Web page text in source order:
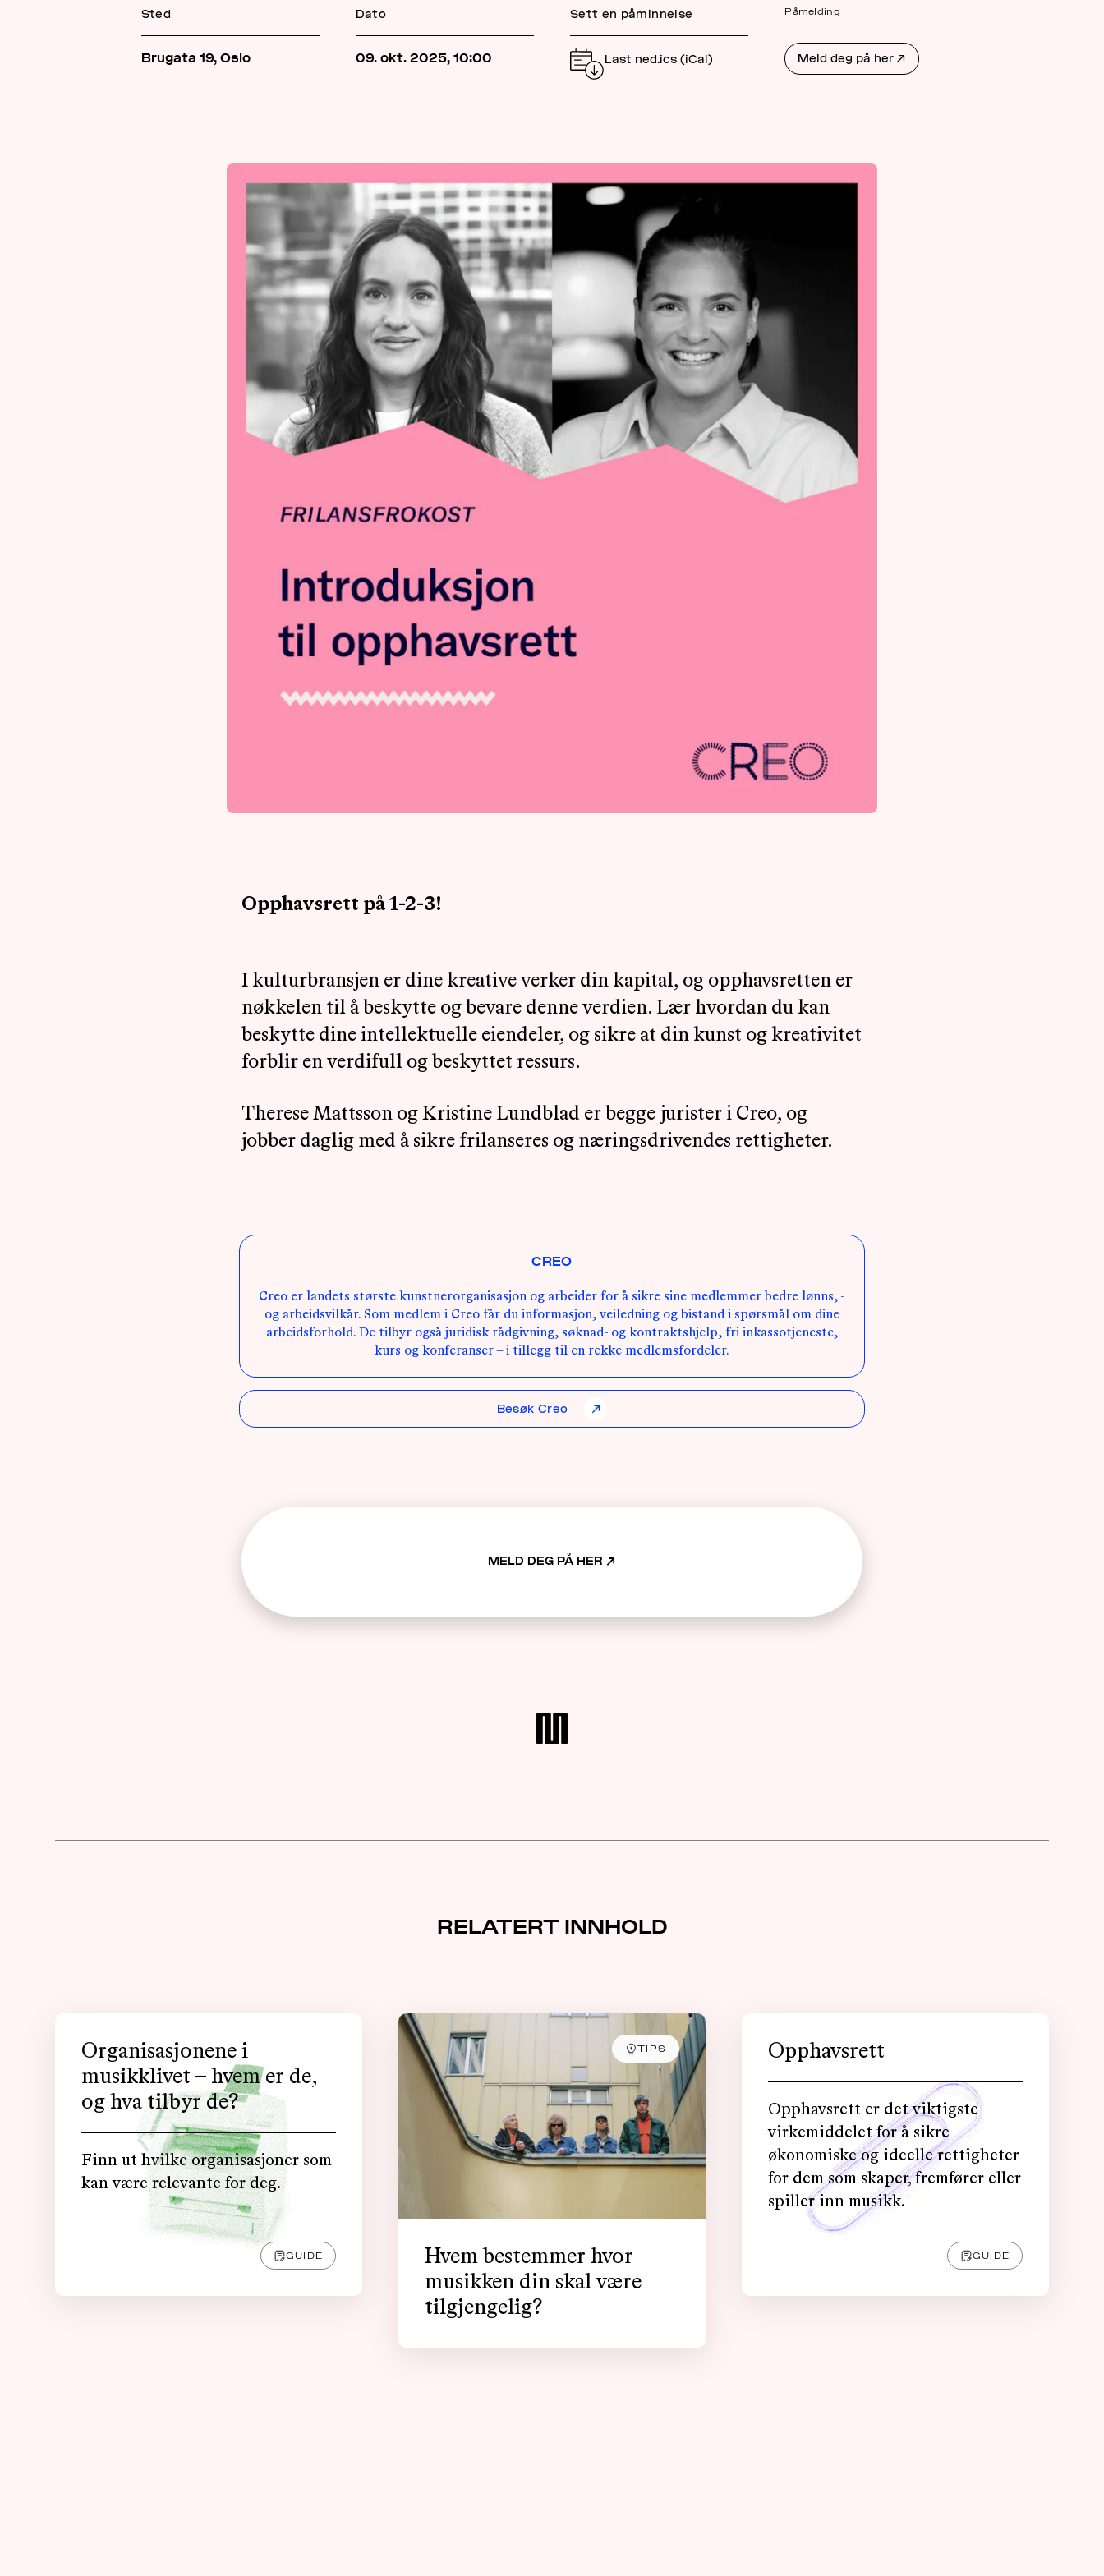
Sted
Brugata 19, Oslo
Dato
09. okt. 2025, 10:00
Sett en påminnelse
Last ned.ics (iCal)
Påmelding
Meld deg på her ↗
Opphavsrett på 1-2-3!
I kulturbransjen er dine kreative verker din kapital, og opphavsretten er
nøkkelen til å beskytte og bevare denne verdien. Lær hvordan du kan
beskytte dine intellektuelle eiendeler, og sikre at din kunst og kreativitet
forblir en verdifull og beskyttet ressurs.
Therese Mattsson og Kristine Lundblad er begge jurister i Creo, og
jobber daglig med å sikre frilanseres og næringsdrivendes rettigheter.
CREO
Creo er landets største kunstnerorganisasjon og arbeider for å sikre sine medlemmer bedre lønns, -
og arbeidsvilkår. Som medlem i Creo får du informasjon, veiledning og bistand i spørsmål om dine
arbeidsforhold. De tilbyr også juridisk rådgivning, søknad- og kontraktshjelp, fri inkassotjeneste,
kurs og konferanser – i tillegg til en rekke medlemsfordeler.
Besøk Creo ↗
MELD DEG PÅ HER ↗
RELATERT INNHOLD
Organisasjonene i
musikklivet – hvem er de,
og hva tilbyr de?
Finn ut hvilke organisasjoner som
kan være relevante for deg.
GUIDE
TIPS
Hvem bestemmer hvor
musikken din skal være
tilgjengelig?
Opphavsrett
Opphavsrett er det viktigste
virkemiddelet for å sikre
økonomiske og ideelle rettigheter
for dem som skaper, fremfører eller
spiller inn musikk.
GUIDE